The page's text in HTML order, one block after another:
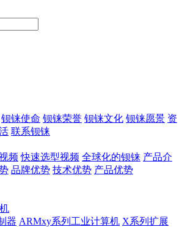
钡铼使命 钡铼荣誉 钡铼文化 钡铼愿景 资
联系钡铼
频 快速选型视频 全球化的钡铼 产品介
品牌优势 技术优势 产品优势
器 ARMxy系列工业计算机 X系列扩展